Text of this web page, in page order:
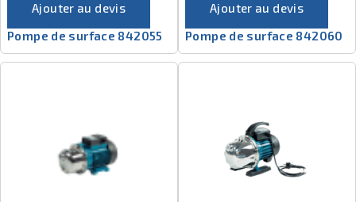
Ajouter au devis
Pompe de surface 842055
Ajouter au devis
Pompe de surface 842060